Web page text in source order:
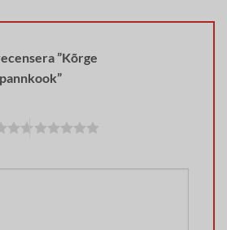
”Kõrge